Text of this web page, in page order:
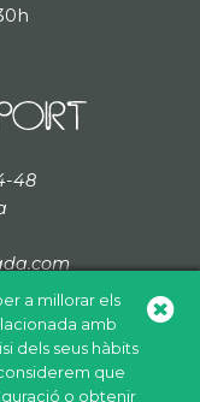
a millorar els
amb
dels seus hàbits
que
o obtenir
48
Avís legal